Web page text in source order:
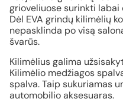
grioveliuose surinkti labai
Dėl EVA grindų kilimėlių
nepasklinda po visą
švarūs.
Kilimėlius galima
Kilimėlio medžiagos
spalva. Taip sukuriamas
automobilio aksesuaras.